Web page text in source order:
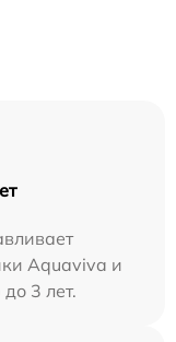
Aquaviva и
3 лет.